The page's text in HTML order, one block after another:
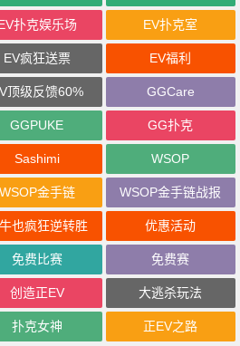
扑克娱乐场 EV扑克室
EV疯狂送票 EV福利
顶级反馈60% GGCare
GGPUKE GG扑克
Sashimi WSOP
WSOP金手链 WSOP金手链战报
也疯狂逆转胜 优惠活动
免费比赛 免费赛
创造正EV 大逃杀玩法
扑克女神 正EV之路